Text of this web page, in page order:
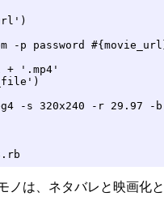
-p password
+ '.mp4'
-s 320x240 -r 29.97 -
ノは、ネタバレと映画化